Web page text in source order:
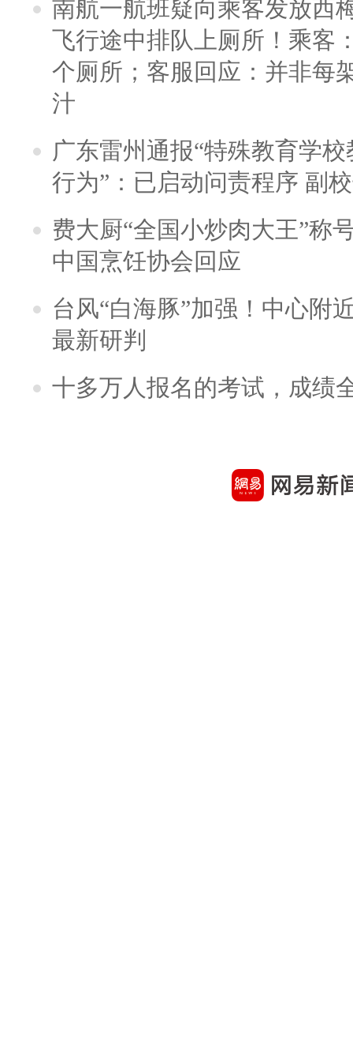
南航一航班疑向乘客发放西
飞行途中排队上厕所！乘客
个厕所；客服回应：并非每
汁
广东雷州通报“特殊教育学
行为”：已启动问责程序 副
费大厨“全国小炒肉大王”称
中国烹饪协会回应
台风“白海豚”加强！中心附
最新研判
十多万人报名的考试，成绩